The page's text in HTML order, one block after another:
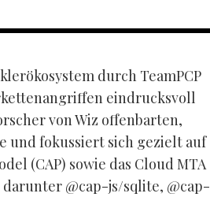
durch TeamPCP
eindrucksvoll
von Wiz offenbarten,
und fokussiert sich gezielt auf
(CAP) sowie das Cloud MTA
@cap-js/sqlite, @cap-